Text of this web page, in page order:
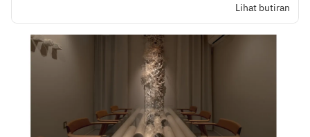
Lihat butiran